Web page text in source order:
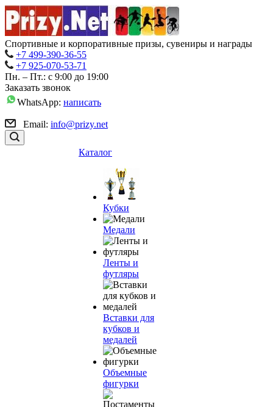
Спортивные и корпоративные призы, сувениры и награды
+7 499-390-36-55
+7 925-070-53-71
Пн. – Пт.: с 9:00 до 19:00
Заказать звонок
WhatsApp: написать
Email: info@prizy.net
Каталог
Кубки
Медали
Ленты и
футляры
Вставки для
кубков и
медалей
Объемные
фигурки